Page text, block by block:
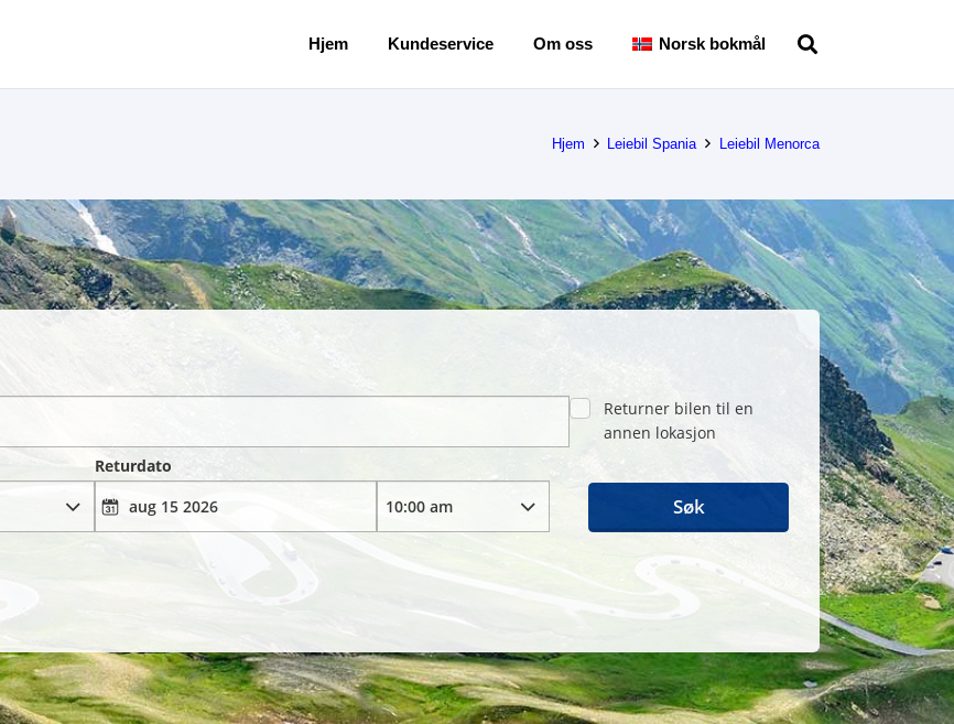
Hjem Kundeservice Om oss Norsk bokmål
Hjem Leiebil Spania Leiebil Menorca
Returner bilen til en
annen lokasjon
Returdato
Søk